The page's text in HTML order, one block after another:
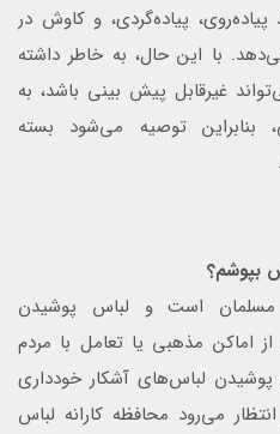
پیاده‌روی، پیاده‌گردی، و کاوش در
با این حال، به خاطر داشته
غیرقابل پیش بینی باشد، به
توصیه می‌شود بسته
مسلمان است و لباس پوشیدن
از اماکن مذهبی یا تعامل با مردم
لباس‌های آشکار خودداری
می‌رود محافظه کارانه لباس